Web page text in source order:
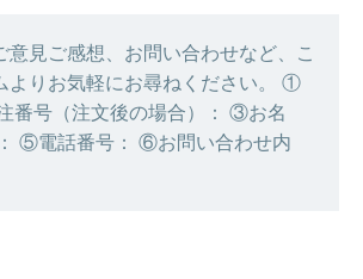
意見ご感想、お問い合わせなど、こ
よりお気軽にお尋ねください。 ①
番号（注文後の場合）： ③お名
⑤電話番号： ⑥お問い合わせ内